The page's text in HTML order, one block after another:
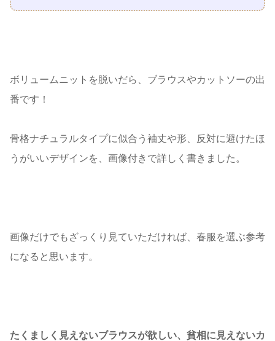
ボリュームニットを脱いだら、ブラウスやカットソーの出
番です！
骨格ナチュラルタイプに似合う袖丈や形、反対に避けたほ
うがいいデザインを、画像付きで詳しく書きました。
画像だけでもざっくり見ていただければ、春服を選ぶ参考
になると思います。
たくましく見えないブラウスが欲しい、貧相に見えないカ